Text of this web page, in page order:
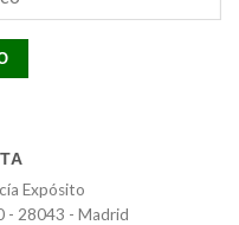
Expósito
- 28043 - Madrid